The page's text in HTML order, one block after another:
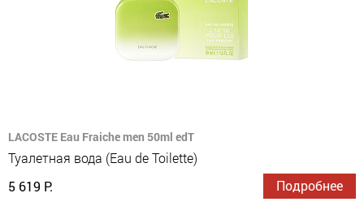
LACOSTE Eau Fraiche men 50ml edT
Туалетная вода (Eau de Toilette)
5 619 Р.
Подробнее